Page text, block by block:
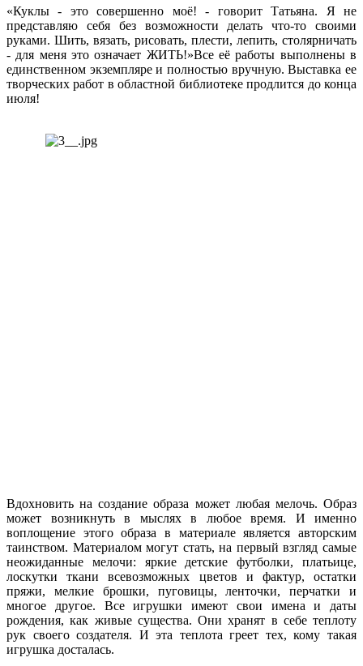
«Куклы - это совершенно моё! - говорит Татьяна. Я не
представляю себя без возможности делать что-то своими
руками. Шить, вязать, рисовать, плести, лепить, столярничать
- для меня это означает ЖИТЬ!»Все её работы выполнены в
единственном экземпляре и полностью вручную. Выставка ее
творческих работ в областной библиотеке продлится до конца
июля!
Вдохновить на создание образа может любая мелочь. Образ
может возникнуть в мыслях в любое время. И именно
воплощение этого образа в материале является авторским
таинством. Материалом могут стать, на первый взгляд самые
неожиданные мелочи: яркие детские футболки, платьице,
лоскутки ткани всевозможных цветов и фактур, остатки
пряжи, мелкие брошки, пуговицы, ленточки, перчатки и
многое другое. Все игрушки имеют свои имена и даты
рождения, как живые существа. Они хранят в себе теплоту
рук своего создателя. И эта теплота греет тех, кому такая
игрушка досталась.